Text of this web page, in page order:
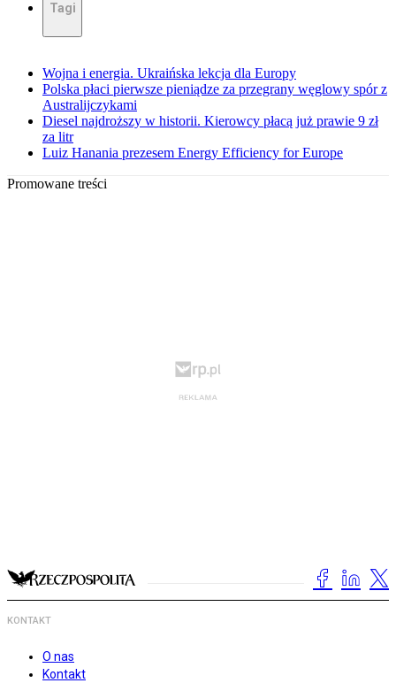
Tagi
Wojna i energia. Ukraińska lekcja dla Europy
Polska płaci pierwsze pieniądze za przegrany węglowy spór z
Australijczykami
Diesel najdroższy w historii. Kierowcy płacą już prawie 9 zł
za litr
Luiz Hanania prezesem Energy Efficiency for Europe
Promowane treści
KONTAKT
O nas
Kontakt